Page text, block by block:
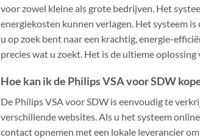
voor zowel kleine als grote bedrijven. Het
energiekosten kunnen verlagen. Het systeem
u op zoek bent naar een krachtig, energie-
precies wat u zoekt. Het is de ultieme
Hoe kan ik de Philips VSA voor SDW
De Philips VSA voor SDW is eenvoudig te
verschillende websites. Als u het systeem
contact opnemen met een lokale leverancier